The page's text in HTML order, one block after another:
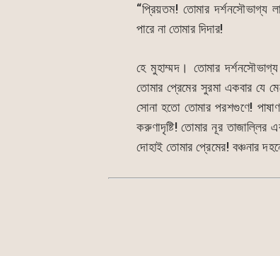
“প্রিয়তম! তোমার দর্শনসৌভাগ্য
পারে না তোমার দিদার!
হে মুহাম্মদ। তোমার
তোমার প্রেমের সুরমা একবার যে
সোনা হতো তোমার পরশগুণে!
করুণাদৃষ্টি! তোমার নূর তাজাল্লির
দোহাই তোমার প্রেমের! বঞ্চনার